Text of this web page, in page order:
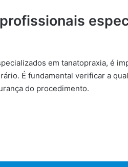
em tanatopraxia, é
É fundamental verificar a
do procedimento.